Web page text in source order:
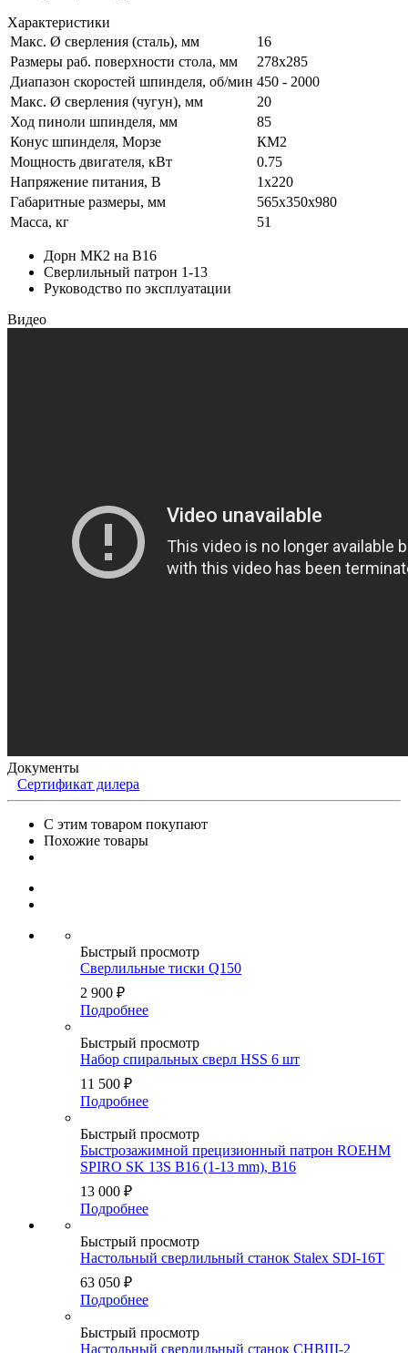
Характеристики
Макс. Ø сверления (сталь), мм
16
Размеры раб. поверхности стола, мм
278x285
Диапазон скоростей шпинделя, об/мин 450 - 2000
Макс. Ø сверления (чугун), мм
20
Ход пиноли шпинделя, мм
85
Конус шпинделя, Морзе
КМ2
Мощность двигателя, кВт
0.75
Напряжение питания, В
1x220
Габаритные размеры, мм
565x350x980
Масса, кг
51
Дорн МК2 на B16
Сверлильный патрон 1-13
Руководство по эксплуатации
Видео
Документы
Сертификат дилера
С этим товаром покупают
Похожие товары
Быстрый просмотр
Сверлильные тиски Q150
2 900 ₽
Подробнее
Быстрый просмотр
Набор спиральных сверл HSS 6 шт
11 500 ₽
Подробнее
Быстрый просмотр
Быстрозажимной прецизионный патрон ROEHM
SPIRO SK 13S B16 (1-13 mm), B16
13 000 ₽
Подробнее
Быстрый просмотр
Настольный сверлильный станок Stalex SDI-16T
63 050 ₽
Подробнее
Быстрый просмотр
Настольный сверлильный станок СНВШ-2